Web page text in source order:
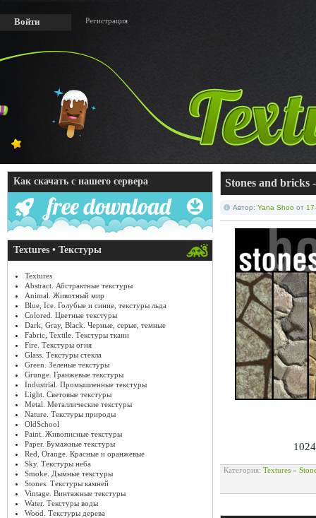
Войти Регистрация
Как скачать с нашего сервера
Textures • Текстуры
Textures
Abstract. Абстрактные текстуры
Animal. Животный мир
Blue, Ice. Голубые и синие, текстуры льда
Colored. Цветные текстуры
Dark, Gray, Black. Черные, серые, темные
Fabric, Textile. Текстуры ткани
Fire. Текстуры огня
Glass. Текстуры стекла
Green. Зеленые текстуры
Grunge. Гранжевые текстуры
Industrial. Промышленные текстуры
Light. Световые текстуры
Metal. Металлические текстуры
Nature. Текстуры природы
OldSchool
Paint. Живописные текстуры
Paper. Бумажные текстуры
Red, Orange. Красные и оранжевые
Sky. Текстуры неба
Smoke. Дымные текстуры
Stones. Текстуры камней
Vintage. Винтажные текстуры
Water. Текстуры воды
Wood. Текстуры дерева
Stones and
Автор: Yana Shoo от
Категория: Textures »